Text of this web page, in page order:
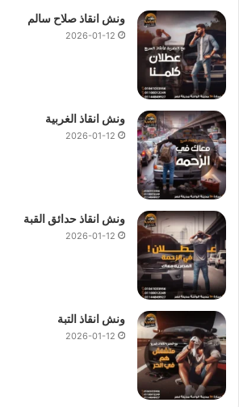
ونش انقاذ صلاح سالم
2026-01-12
ونش انقاذ الغربية
2026-01-12
ونش انقاذ حدائق القبة
2026-01-12
ونش انقاذ التبة
2026-01-12